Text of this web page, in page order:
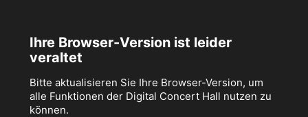
Ihre Browser-Version ist leider
veraltet
Bitte aktualisieren Sie Ihre Browser-Version, um
alle Funktionen der Digital Concert Hall nutzen zu
können.